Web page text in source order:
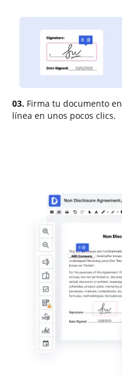
03. Firma tu documento en
línea en unos pocos clics.